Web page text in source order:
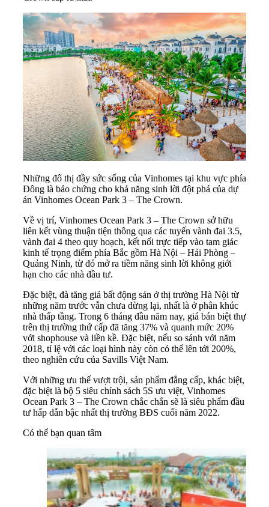
Những đô thị đầy sức sống của Vinhomes tại khu vực phía
Đông là bảo chứng cho khả năng sinh lời đột phá của dự
án Vinhomes Ocean Park 3 – The Crown.
Về vị trí, Vinhomes Ocean Park 3 – The Crown sở hữu
liên kết vùng thuận tiện thông qua các tuyến vành đai 3.5,
vành đai 4 theo quy hoạch, kết nối trực tiếp vào tam giác
kinh tế trọng điểm phía Bắc gồm Hà Nội – Hải Phòng –
Quảng Ninh, từ đó mở ra tiềm năng sinh lời không giới
hạn cho các nhà đầu tư.
Đặc biệt, đà tăng giá bất động sản ở thị trường Hà Nội từ
những năm trước vẫn chưa dừng lại, nhất là ở phân khúc
nhà thấp tầng. Trong 6 tháng đầu năm nay, giá bán biệt thự
trên thị trường thứ cấp đã tăng 37% và quanh mức 20%
với shophouse và liền kề. Đặc biệt, nếu so sánh với năm
2018, tỉ lệ với các loại hình này còn có thể lên tới 200%,
theo nghiên cứu của Savills Việt Nam.
Với những ưu thế vượt trội, sản phẩm đẳng cấp, khác biệt,
đặc biệt là bộ 5 siêu chính sách 5S ưu việt, Vinhomes
Ocean Park 3 – The Crown chắc chắn sẽ là siêu phẩm đầu
tư hấp dẫn bậc nhất thị trường BĐS cuối năm 2022.
Có thể bạn quan tâm